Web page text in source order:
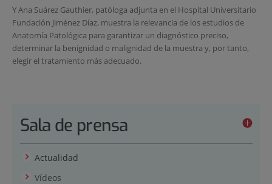
Y Ana Suárez Gauthier, patóloga adjunta en el Hospital Universitario
Fundación Jiménez Díaz, muestra la relevancia de los estudios de
Anatomía Patológica para garantizar un diagnóstico preciso,
determinar la benignidad o malignidad de la muestra y, por tanto,
elegir el tratamiento más adecuado.
Sala de prensa
Actualidad
Vídeos